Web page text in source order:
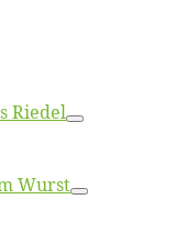
Riedel
Wurst